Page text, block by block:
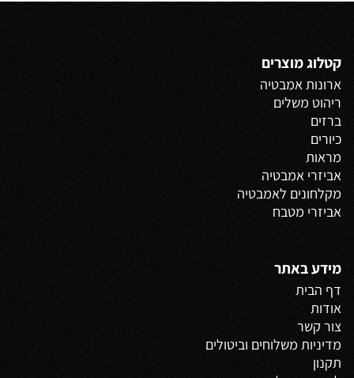
קטלוג מוצרים
ארונות אמבטיה
ריהוט משלים
ברזים
כיורים
מראות
אביזרי אמבטיה
מקלחונים לאמבטיה
אביזרי מטבח
מידע באתר
דף הבית
אודות
צור קשר
מדיניות משלוחים וביטולים
תקנון